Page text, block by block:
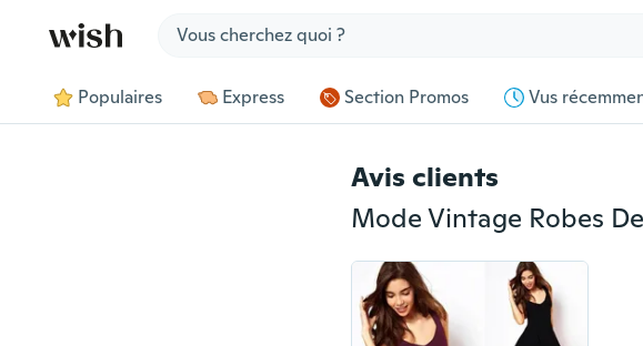
Populaires Express Section Promos Vus
Avis clients